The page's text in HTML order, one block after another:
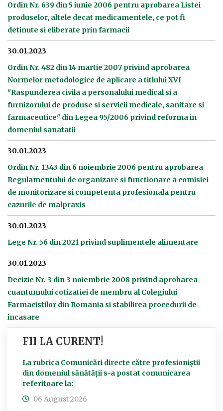
Ordin Nr. 639 din 5 iunie 2006 pentru aprobarea Listei
produselor, altele decat medicamentele, ce pot fi
detinute si eliberate prin farmacii
30.01.2023
Ordin Nr. 482 din 14 martie 2007 privind aprobarea
Normelor metodologice de aplicare a titlului XVI
"Raspunderea civila a personalului medical si a
furnizorului de produse si servicii medicale, sanitare si
farmaceutice" din Legea 95/2006 privind reforma in
domeniul sanatatii
30.01.2023
Ordin Nr. 1343 din 6 noiembrie 2006 pentru aprobarea
Regulamentului de organizare si functionare a comisiei
de monitorizare si competenta profesionala pentru
cazurile de malpraxis
30.01.2023
Lege Nr. 56 din 2021 privind suplimentele alimentare
30.01.2023
Decizie Nr. 3 din 3 noiembrie 2008 privind aprobarea
cuantumului cotizatiei de membru al Colegiului
Farmacistilor din Romania si stabilirea procedurii de
incasare
FII LA CURENT!
La rubrica Comunicări directe către profesioniștii
din domeniul sănătății s-a postat comunicarea
referitoare la:
06 August 2026